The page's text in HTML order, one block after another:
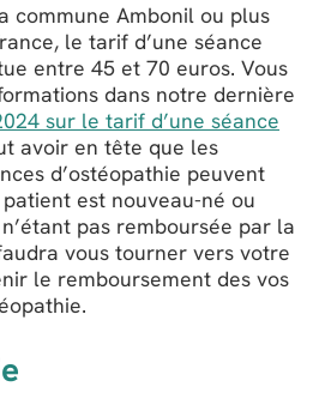
commune Ambonil ou plus
le tarif d’une séance
entre 45 et 70 euros. Vous
dans notre dernière
sur le tarif d’une séance
avoir en tête que les
d’ostéopathie peuvent
est nouveau-né ou
pas remboursée par la
vous tourner vers votre
le remboursement des vos